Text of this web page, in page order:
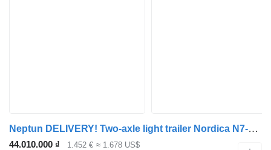
Neptun DELIVERY! Two-axle light trailer Nordica N7-320, 320x168, GN233
44.010.000 ₫ 1.452 € ≈ 1.678 US$